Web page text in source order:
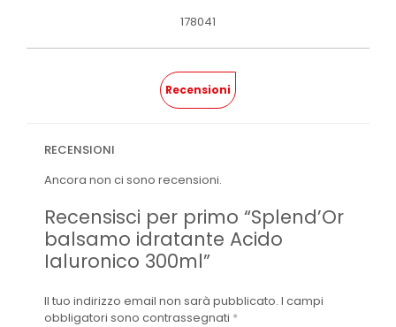
178041
Recensioni
RECENSIONI
Ancora non ci sono recensioni.
Recensisci per primo “Splend’Or
balsamo idratante Acido
Ialuronico 300ml”
Il tuo indirizzo email non sarà pubblicato. I campi
obbligatori sono contrassegnati *